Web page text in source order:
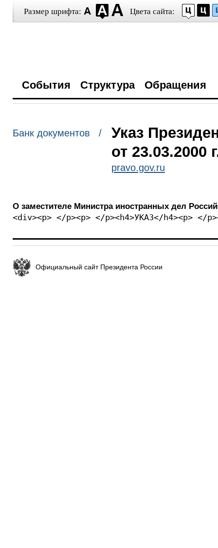
Размер шрифта: Цвета сайта:
События Структура Обращения
Банк документов /
Указ
от 23.03.2000
pravo.gov.ru
О заместителе Министра иностранных дел
<div><p> </p><p> </p><h4>УКАЗ</h4><p> </
Официальный сайт Президента России